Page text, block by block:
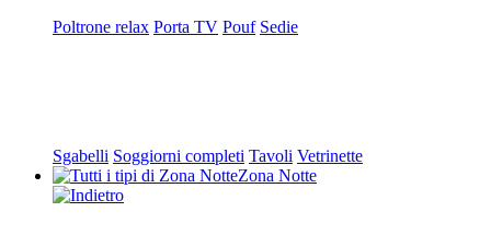
Poltrone relax Porta TV Pouf Sedie
Sgabelli Soggiorni completi Tavoli Vetrinette
Zona Notte